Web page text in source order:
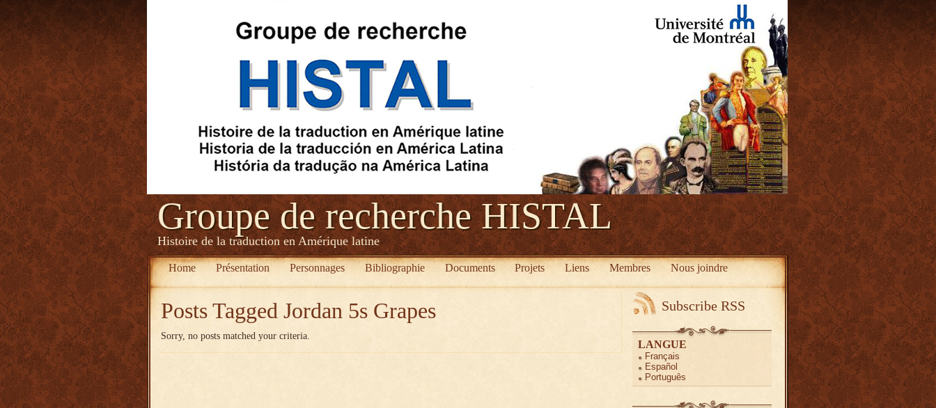
Groupe de recherche HISTAL
Histoire de la traduction en Amérique latine
Home Présentation Personnages Bibliographie Documents Projets Liens Membres Nous joindre
Posts Tagged Jordan 5s Grapes
Sorry, no posts matched your criteria.
Subscribe RSS
LANGUE
Français
Español
Português